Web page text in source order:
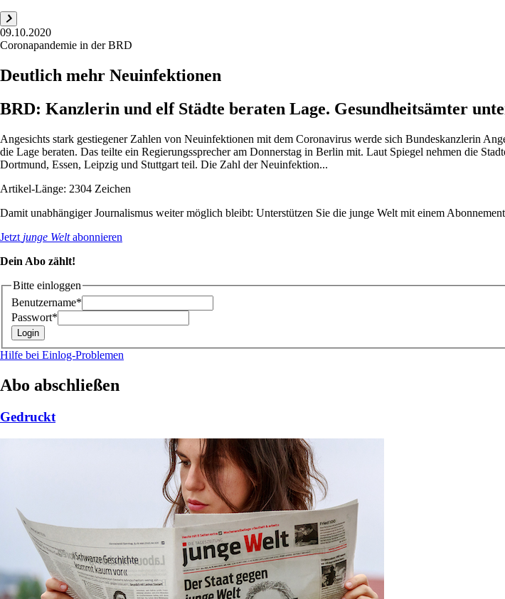
09.10.2020
Coronapandemie in der BRD
Deutlich mehr Neuinfektionen
BRD: Kanzlerin und elf Städte beraten Lage. Gesundheitsämter
Angesichts stark gestiegener Zahlen von Neuinfektionen mit dem Coronavirus werde sich Bundeskanzlerin
die Lage beraten. Das teilte ein Regierungssprecher am Donnerstag in Berlin mit. Laut Spiegel nehmen die
Dortmund, Essen, Leipzig und Stuttgart teil. Die Zahl der Neuinfektion...
Artikel-Länge: 2304 Zeichen
Damit unabhängiger Journalismus weiter möglich bleibt: Unterstützen Sie die junge Welt mit einem
Jetzt junge Weltabonnieren
Dein Abo zählt!
Bitte einloggen
Benutzername*
Passwort*
Hilfe bei Einlog-Problemen
Abo abschließen
Gedruckt